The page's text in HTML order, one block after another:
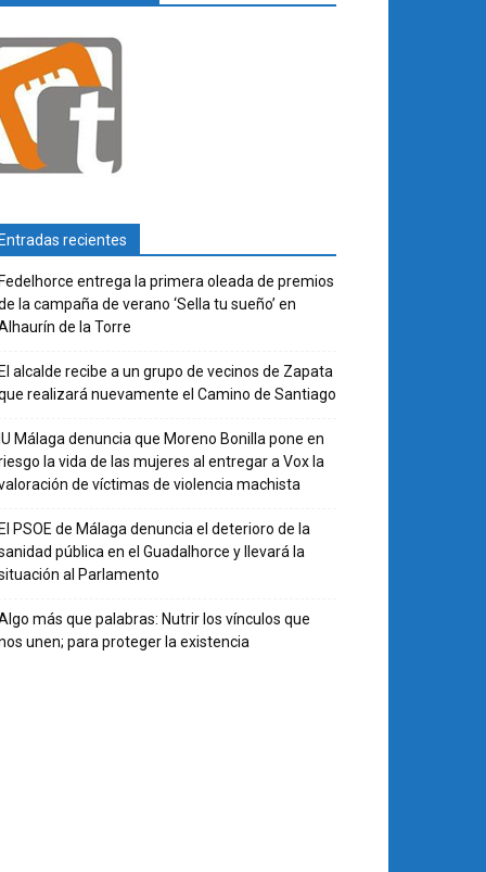
recientes
entrega la primera oleada de premios
la campaña de verano ‘Sella tu sueño’ en
de la Torre
alcalde recibe a un grupo de vecinos de Zapata
realizará nuevamente el Camino de Santiago
Málaga denuncia que Moreno Bonilla pone en
la vida de las mujeres al entregar a Vox la
de víctimas de violencia machista
PSOE de Málaga denuncia el deterioro de la
pública en el Guadalhorce y llevará la
al Parlamento
más que palabras: Nutrir los vínculos que
unen; para proteger la existencia